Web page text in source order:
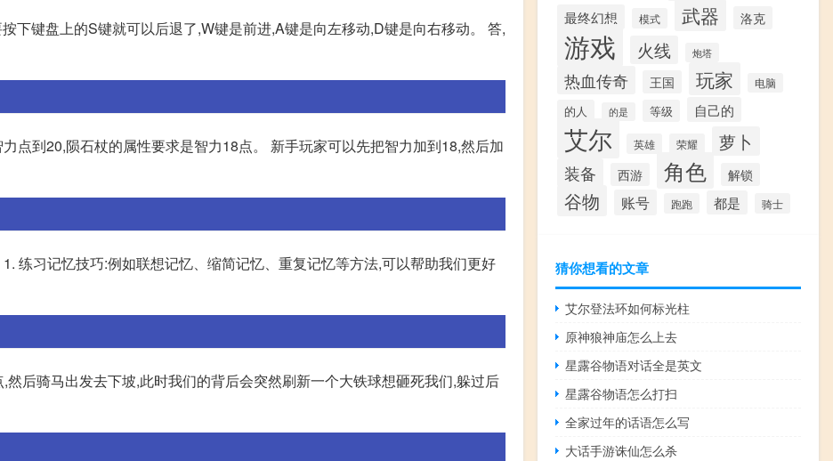
下键盘上的S键就可以后退了,W键是前进,A键是向左移动,D键是向右移动。 答,
点到20,陨石杖的属性要求是智力18点。 新手玩家可以先把智力加到18,然后加
练习记忆技巧:例如联想记忆、缩简记忆、重复记忆等方法,可以帮助我们更好
后骑马出发去下坡,此时我们的背后会突然刷新一个大铁球想砸死我们,躲过后
最终幻想 模式 武器 洛克
游戏 火线 炮塔
热血传奇 王国 玩家 电脑
的人 的是 等级 自己的
艾尔 英雄 荣耀 萝卜
装备 西游 角色 解锁
谷物 账号 跑跑 都是 骑士
猜你想看的文章
艾尔登法环如何标光柱
原神狼神庙怎么上去
星露谷物语对话全是英文
星露谷物语怎么打扫
全家过年的话语怎么写
大话手游诛仙怎么杀